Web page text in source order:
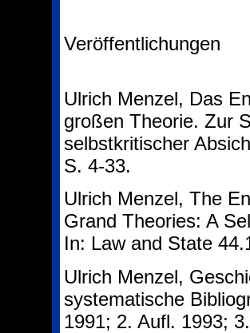
Veröffentlichungen
Ulrich Menzel, Das
großen Theorie. Zur
selbstkritischer
S. 4-33.
Ulrich Menzel, The
Grand Theories: A
In: Law and State
Ulrich Menzel,
systematische
1991; 2. Aufl. 1993;